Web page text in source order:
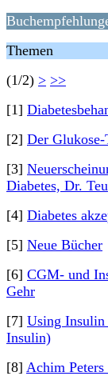
Themen
(1/2) > >>
[1]
[2] Der
[3]
Diabetes, Dr.
[4] Diabetes
[5] Neue Bücher
[6] CGM- und
Gehr
[7] Using Insulin
Insulin)
[8] Achim